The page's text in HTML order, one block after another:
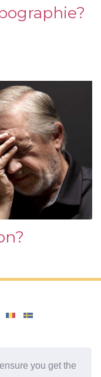
you get the
für eine